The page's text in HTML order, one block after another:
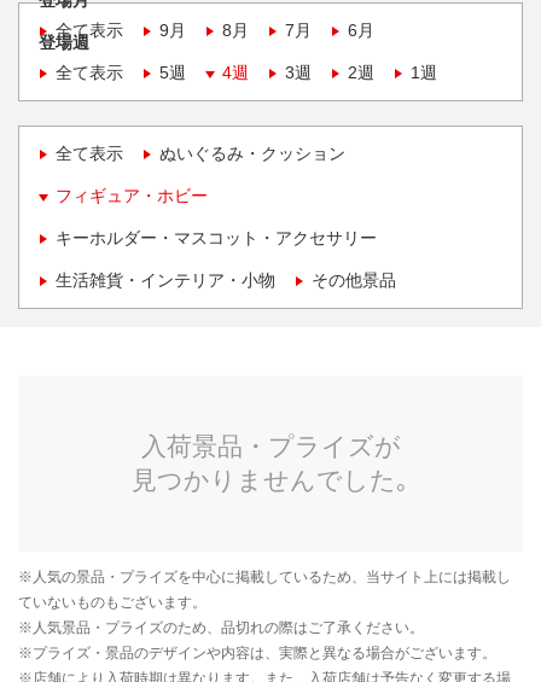
全て表示
9月 8月 7月 6月
登場週
全て表示
5週 4週 3週 2週 1週
全て表示 ぬいぐるみ・クッション
フィギュア・ホビー
キーホルダー・マスコット・アクセサリー
生活雑貨・インテリア・小物 その他景品